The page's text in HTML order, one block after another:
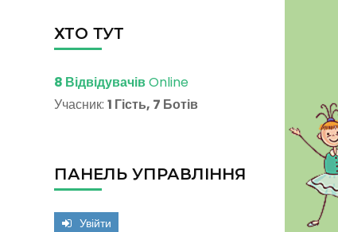
ХТО ТУТ
8 ВідвідувачівOnline
Учасник: 1 Гість, 7 Ботів
ПАНЕЛЬ УПРАВЛІННЯ
Увійти